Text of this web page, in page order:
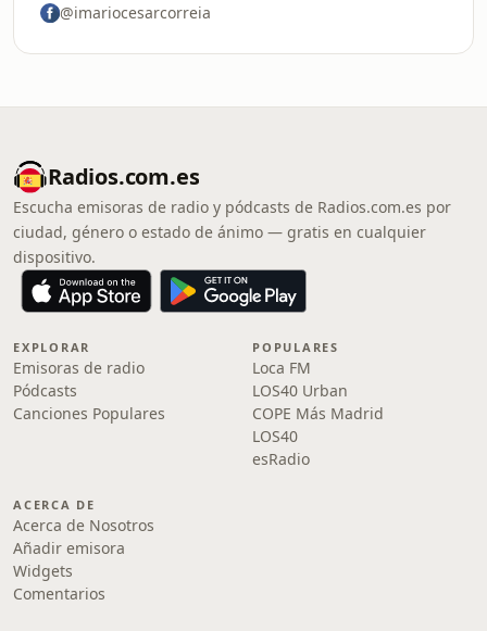
@imariocesarcorreia
Radios.com.es
Escucha emisoras de radio y pódcasts de Radios.com.es por
ciudad, género o estado de ánimo — gratis en cualquier
dispositivo.
EXPLORAR
Emisoras de radio
Pódcasts
Canciones Populares
POPULARES
Loca FM
LOS40 Urban
COPE Más Madrid
LOS40
esRadio
ACERCA DE
Acerca de Nosotros
Añadir emisora
Widgets
Comentarios